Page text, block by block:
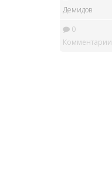
Демидов
0
Комментарии